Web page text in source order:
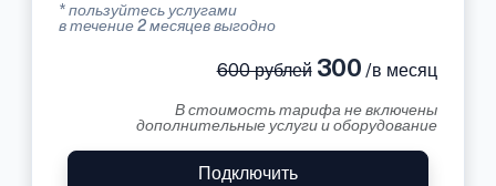
* пользуйтесь услугами
в течение 2 месяцев выгодно
600 рублей300 /в месяц
В стоимость тарифа не включены
дополнительные услуги и оборудование
Подключить